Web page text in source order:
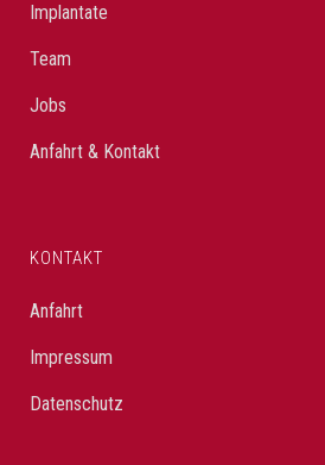
Implantate
Team
Jobs
Anfahrt & Kontakt
KONTAKT
Anfahrt
Impressum
Datenschutz